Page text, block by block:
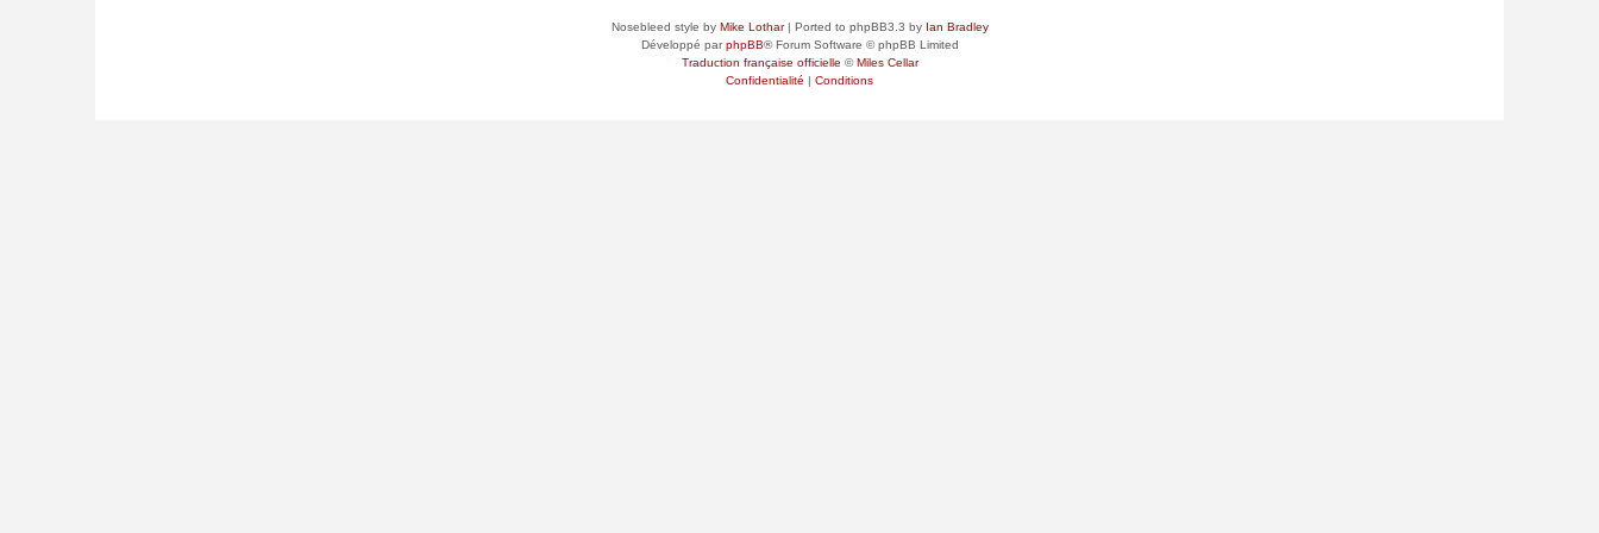
Nosebleed style by Mike Lothar| Ported to phpBB3.3 by Ian Bradley
Développé parphpBB® Forum Software © phpBB Limited
Traduction française officielle ©Miles Cellar
Confidentialité | Conditions